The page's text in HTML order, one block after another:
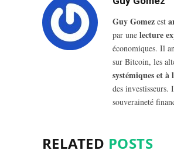
Guy Gomez est
par une lecture
économiques. Il
sur Bitcoin, les
systémiques et à
des
souveraineté
RELATED POSTS